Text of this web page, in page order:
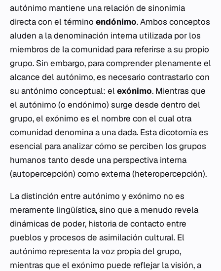
autónimo mantiene una relación de sinonimia
directa con el término endónimo. Ambos conceptos
aluden a la denominación interna utilizada por los
miembros de la comunidad para referirse a su propio
grupo. Sin embargo, para comprender plenamente el
alcance del autónimo, es necesario contrastarlo con
su antónimo conceptual: elexónimo. Mientras que
el autónimo (o endónimo) surge desde dentro del
grupo, el exónimo es el nombre con el cual otra
comunidad denomina a una dada. Esta dicotomía es
esencial para analizar cómo se perciben los grupos
humanos tanto desde una perspectiva interna
(autopercepción) como externa (heteropercepción).
La distinción entre autónimo y exónimo no es
meramente lingüística, sino que a menudo revela
dinámicas de poder, historia de contacto entre
pueblos y procesos de asimilación cultural. El
autónimo representa la voz propia del grupo,
mientras que el exónimo puede reflejar la visión, a